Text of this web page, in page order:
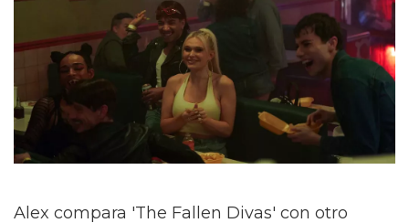
Alex compara 'The Fallen Divas' con otro